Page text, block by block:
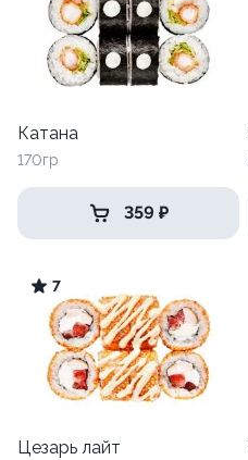
Катана
170гр
359 ₽
7
Цезарь лайт